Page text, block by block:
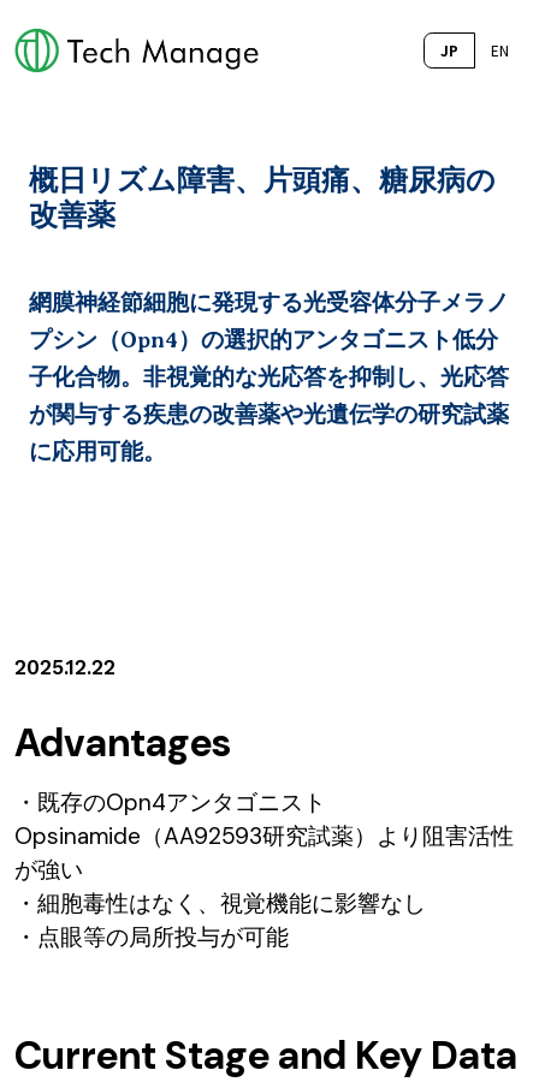
JP EN
概日リズム障害、片頭痛、糖尿病の
改善薬
網膜神経節細胞に発現する光受容体分子メラノ
プシン（Opn4）の選択的アンタゴニスト低分
子化合物。非視覚的な光応答を抑制し、光応答
が関与する疾患の改善薬や光遺伝学の研究試薬
に応用可能。
2025.12.22
Advantages
・既存のOpn4アンタゴニスト
Opsinamide（AA92593研究試薬）より阻害活性
が強い
・細胞毒性はなく、視覚機能に影響なし
・点眼等の局所投与が可能
Current Stage and Key Data